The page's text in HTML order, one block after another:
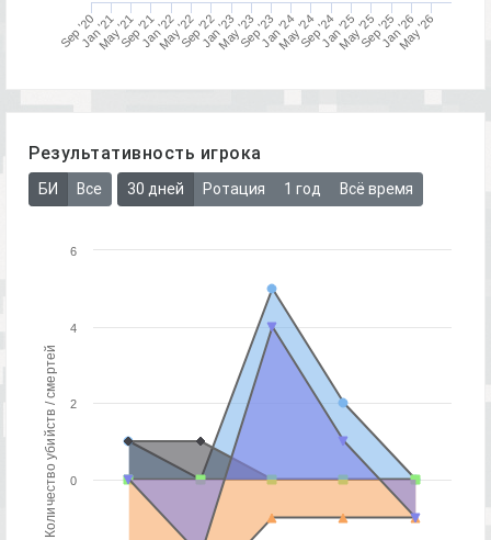
Sep '20Jan '21May '21Sep '21Jan '22May '22Sep '22Jan '23May '23Sep '23Jan '24May '24Sep '24Jan '25May '25Sep '25Jan '26May '26
Результативность игрока
БИ Все 30 дней Ротация 1 год Всё время
Количество убийств / смертей 0
2
4
6